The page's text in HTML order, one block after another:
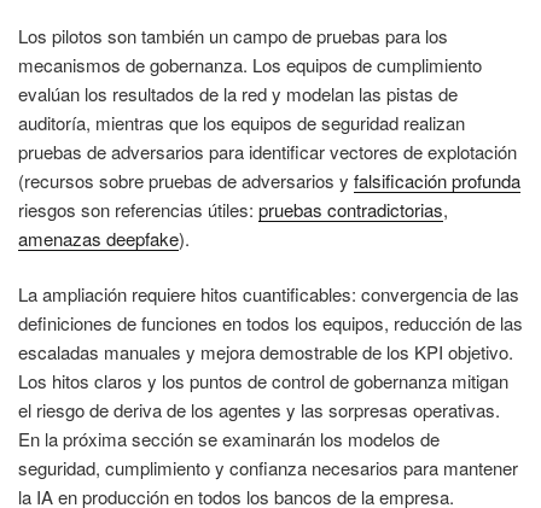
Los pilotos son también un campo de pruebas para los
mecanismos de gobernanza. Los equipos de cumplimiento
evalúan los resultados de la red y modelan las pistas de
auditoría, mientras que los equipos de seguridad realizan
pruebas de adversarios para identificar vectores de explotación
(recursos sobre pruebas de adversarios y falsificación profunda
riesgos son referencias útiles: pruebas contradictorias,
amenazas deepfake).
La ampliación requiere hitos cuantificables: convergencia de las
definiciones de funciones en todos los equipos, reducción de las
escaladas manuales y mejora demostrable de los KPI objetivo.
Los hitos claros y los puntos de control de gobernanza mitigan
el riesgo de deriva de los agentes y las sorpresas operativas.
En la próxima sección se examinarán los modelos de
seguridad, cumplimiento y confianza necesarios para mantener
la IA en producción en todos los bancos de la empresa.